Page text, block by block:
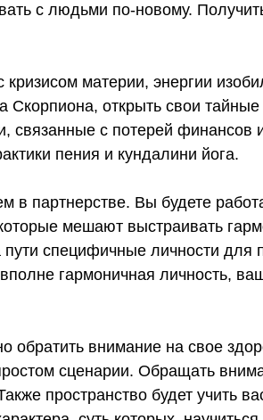
с людьми по-новому.
кризисом материи, энергии
открыть свои тайные
связанные с потерей финансов
пения и кундалини йога.
в партнерстве. Вы будете
мешают выстраивать
специфичные личности для
гармоничная личность,
внимание на свое
сценарии. Обращать
пространство будет учить